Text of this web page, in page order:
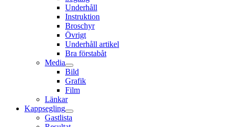
Underhåll
Instruktion
Broschyr
Övrigt
Underhåll artikel
Bra förstabåt
Media
Bild
Grafik
Film
Länkar
Kappsegling
Gastlista